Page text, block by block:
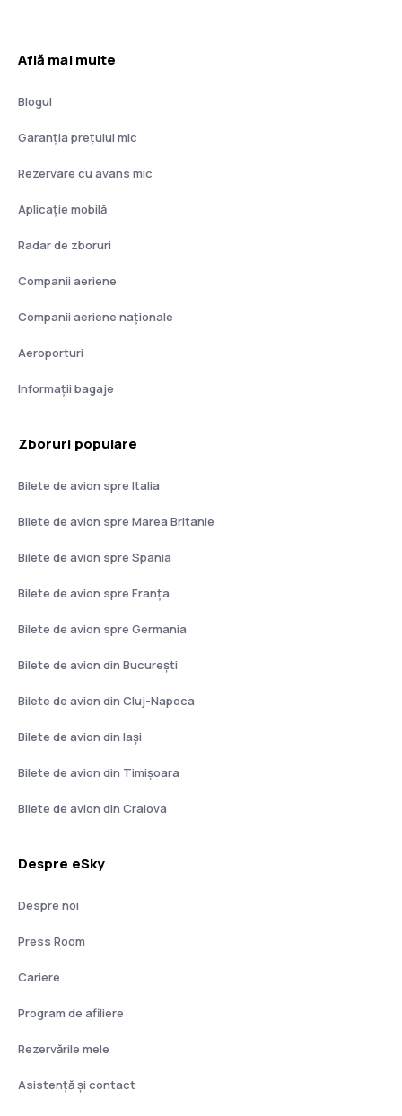
Află mai multe
Blogul
Garanția prețului mic
Rezervare cu avans mic
Aplicație mobilă
Radar de zboruri
Companii aeriene
Companii aeriene naţionale
Aeroporturi
Informații bagaje
Zboruri populare
Bilete de avion spre Italia
Bilete de avion spre Marea Britanie
Bilete de avion spre Spania
Bilete de avion spre Franţa
Bilete de avion spre Germania
Bilete de avion din București
Bilete de avion din Cluj-Napoca
Bilete de avion din Iași
Bilete de avion din Timișoara
Bilete de avion din Craiova
Despre eSky
Despre noi
Press Room
Cariere
Program de afiliere
Rezervările mele
Asistenţă şi contact